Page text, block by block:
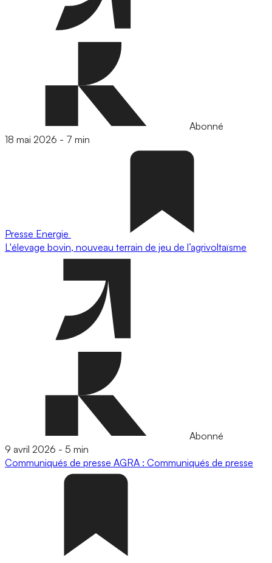
Abonné
18 mai 2026 - 7 min
Presse Energie
L'élevage bovin, nouveau terrain de jeu de l’agrivoltaïsme
Abonné
9 avril 2026 - 5 min
Communiqués de presse AGRA : Communiqués de presse